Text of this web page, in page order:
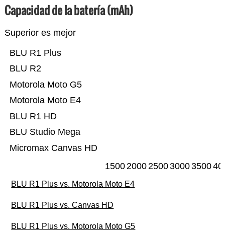
Capacidad de la batería (mAh)
Superior es mejor
Micromax Canvas HD
BLU Studio Mega
BLU R1 HD
Motorola Moto E4
Motorola Moto G5
BLU R2
BLU R1 Plus
15002000250030003500
BLU R1 Plus vs. Motorola Moto E4
BLU R1 Plus vs. Canvas HD
BLU R1 Plus vs. Motorola Moto G5